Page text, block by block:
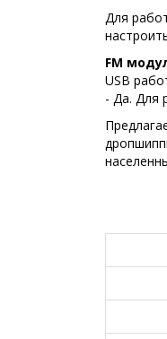
Для
FM
USB
- Да. Для